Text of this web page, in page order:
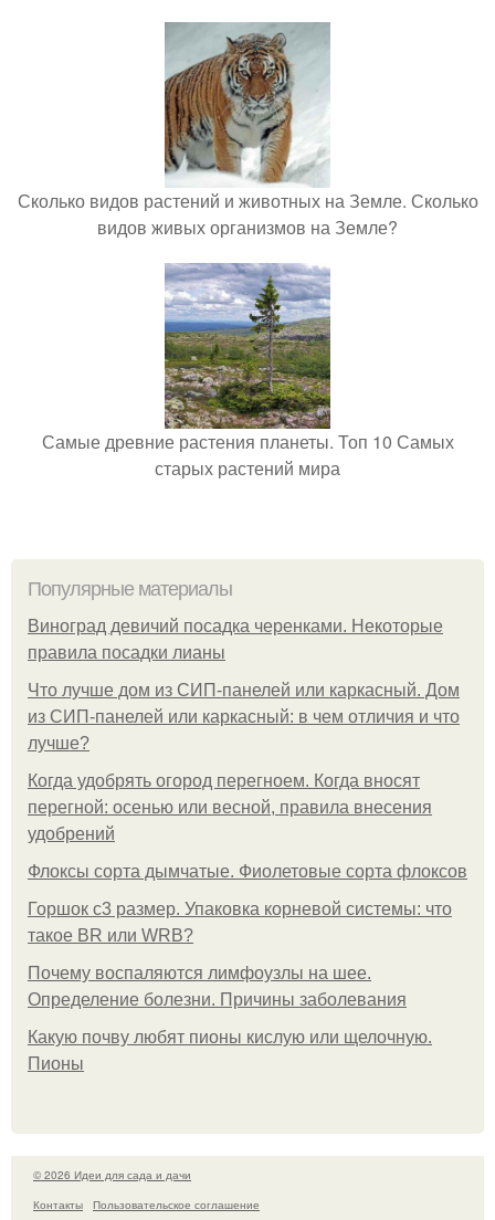
Сколько видов растений и животных на Земле. Сколько
видов живых организмов на Земле?
Самые древние растения планеты. Топ 10 Самых
старых растений мира
Популярные материалы
Виноград девичий посадка черенками. Некоторые
правила посадки лианы
Что лучше дом из СИП-панелей или каркасный. Дом
из СИП-панелей или каркасный: в чем отличия и что
лучше?
Когда удобрять огород перегноем. Когда вносят
перегной: осенью или весной, правила внесения
удобрений
Флоксы сорта дымчатые. Фиолетовые сорта флоксов
Горшок с3 размер. Упаковка корневой системы: что
такое BR или WRB?
Почему воспаляются лимфоузлы на шее.
Определение болезни. Причины заболевания
Какую почву любят пионы кислую или щелочную.
Пионы
© 2026 Идеи для сада и дачи
Контакты
Пользовательское соглашение